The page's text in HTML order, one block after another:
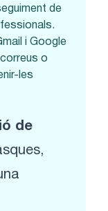
de
i Google
o
les
de